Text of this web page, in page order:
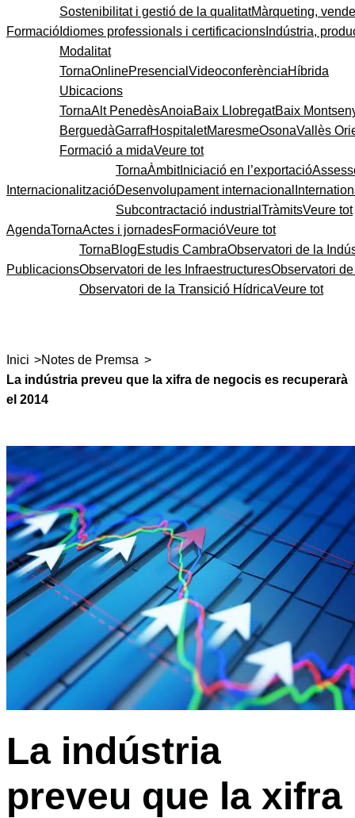
Formació
Sostenibilitat i gestió de la qualitatMàrqueting,
Idiomes professionals i certificacions Indústria,
Modalitat
TornaOnlinePresencial VideoconferènciaHíbrida
Ubicacions
TornaAlt PenedèsAnoiaBaix LlobregatBaix
BerguedàGarrafHospitaletMaresmeOsonaVallès
Formació a midaVeure tot
Internacionalització
TornaÀmbitIniciació en l’exportació
Desenvolupament internacional
Subcontractació industrial TràmitsVeure tot
AgendaTornaActes i jornadesFormacióVeure tot
Publicacions
TornaBlogEstudis CambraObservatori de la
Observatori de les InfraestructuresObservatori
Observatori de la Transició HídricaVeure tot
Inici >Notes de Premsa >
La indústria preveu que la xifra de negocis es recuperarà
el 2014
La indústria
preveu que la xifra